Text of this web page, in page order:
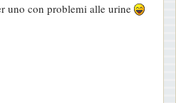
uno con problemi alle urine